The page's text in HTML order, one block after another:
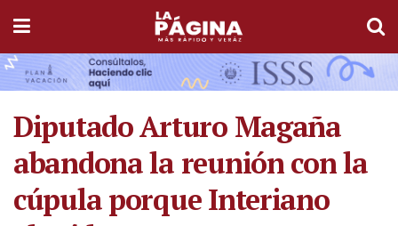
Diputado Arturo Magaña
abandona la reunión con la
cúpula porque Interiano